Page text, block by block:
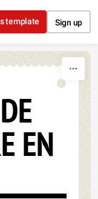
template Sign up
EN